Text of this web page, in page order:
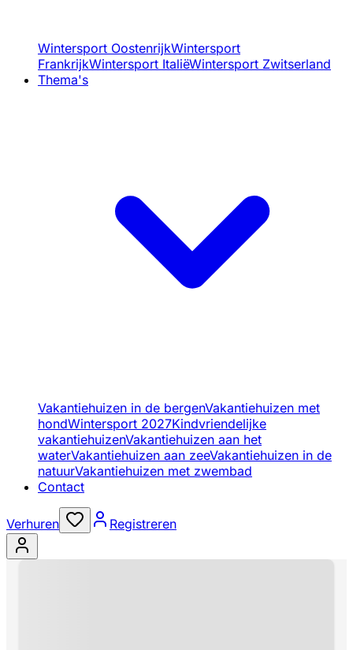
Wintersport OostenrijkWintersport
FrankrijkWintersport ItaliëWintersport Zwitserland
Thema's
Vakantiehuizen in de bergenVakantiehuizen met
hondWintersport 2027Kindvriendelijke
vakantiehuizenVakantiehuizen aan het
waterVakantiehuizen aan zeeVakantiehuizen in de
natuurVakantiehuizen met zwembad
Contact
Verhuren Registreren